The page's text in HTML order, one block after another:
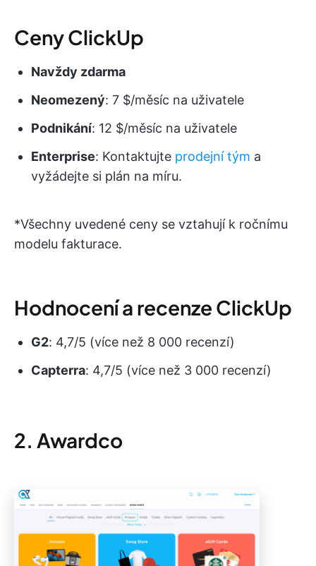
Ceny ClickUp
Navždy zdarma
Neomezený: 7 $/měsíc na uživatele
Podnikání: 12 $/měsíc na uživatele
Enterprise: Kontaktujte prodejní tým a
vyžádejte si plán na míru.
*Všechny uvedené ceny se vztahují k ročnímu
modelu fakturace.
Hodnocení a recenze ClickUp
G2: 4,7/5 (více než 8 000 recenzí)
Capterra: 4,7/5 (více než 3 000 recenzí)
2. Awardco